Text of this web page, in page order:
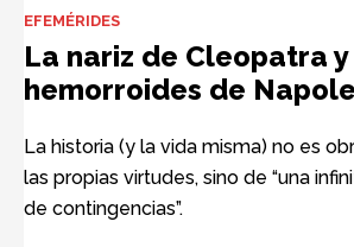
Hoy
EFEMÉRIDES
La nariz de Cleopatra
hemorroides de
La historia (y la vida misma) no es
las propias virtudes, sino de “una
de contingencias”.